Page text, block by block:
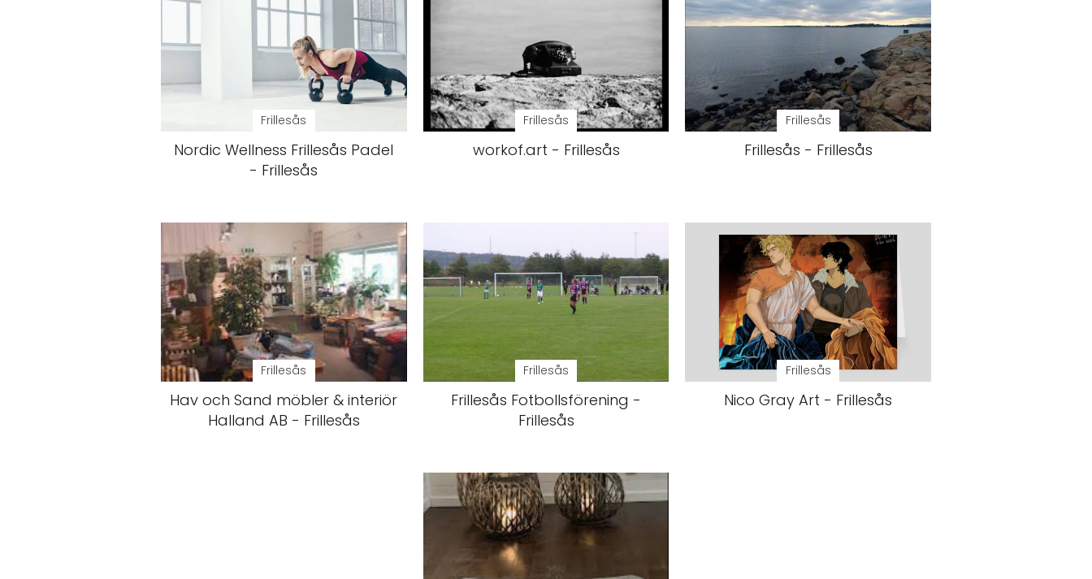
Frillesås
Nordic Wellness Frillesås Padel
- Frillesås
Frillesås
workof.art - Frillesås
Frillesås
Frillesås - Frillesås
Frillesås
Hav och Sand möbler & interiör
Halland AB - Frillesås
Frillesås
Frillesås Fotbollsförening -
Frillesås
Frillesås
Nico Gray Art - Frillesås